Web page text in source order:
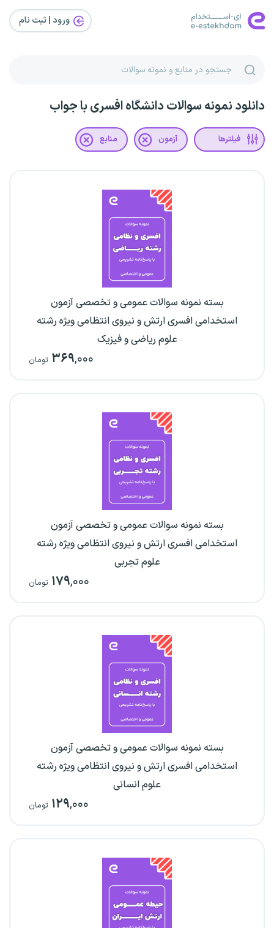
ورود | ثبت‌ نام
دانلود نمونه سوالات دانشگاه افسری با جواب
فیلترها آزمون منابع
بسته نمونه سوالات عمومی و تخصصی آزمون
استخدامی افسری ارتش و نیروی انتظامی ویژه رشته
علوم ریاضی و فیزیک
۳۶۹,۰۰۰ تومان
بسته نمونه سوالات عمومی و تخصصی آزمون
استخدامی افسری ارتش و نیروی انتظامی ویژه رشته
علوم تجربی
۱۷۹,۰۰۰ تومان
بسته نمونه سوالات عمومی و تخصصی آزمون
استخدامی افسری ارتش و نیروی انتظامی ویژه رشته
علوم انسانی
۱۲۹,۰۰۰ تومان